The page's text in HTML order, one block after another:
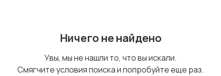
Ничего не найдено
Увы, мы не нашли то, что вы искали.
Смягчите условия поиска и попробуйте еще раз.